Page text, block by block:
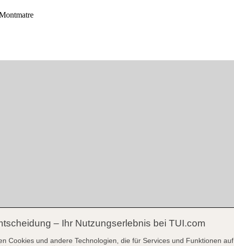
– Ihr Nutzungserlebnis bei TUI.com
Cookies und andere Technologien, die für Services und Funktionen auf